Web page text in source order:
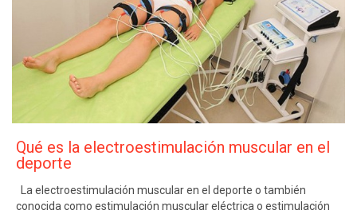
Qué es la electroestimulación muscular en el
deporte
La electroestimulación muscular en el deporte o también
conocida como estimulación muscular eléctrica o estimulación